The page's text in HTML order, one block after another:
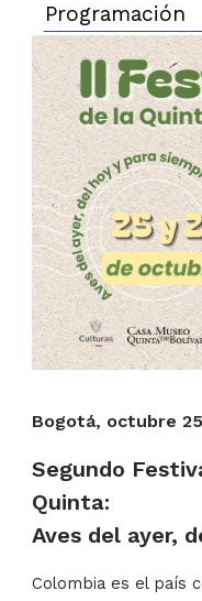
Programación
Bogotá, octubre
​Segundo
Quinta:
Aves del ayer,
​Colombia es el país